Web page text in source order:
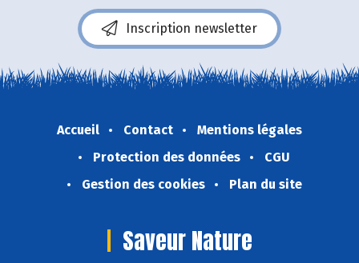
Inscription newsletter
Accueil Contact
Mentions légales
Protection des données
CGU
Gestion des cookies
Plan du site
Saveur Nature